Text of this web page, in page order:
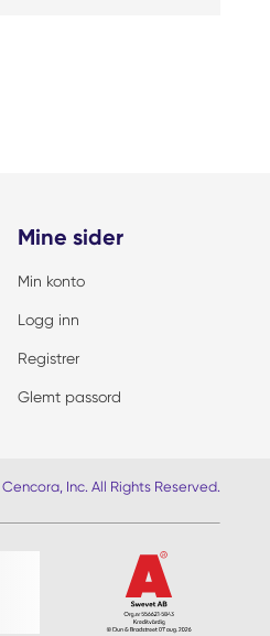
Mine sider
Min konto
Logg inn
Registrer
Glemt passord
Inc. All Rights Reserved.